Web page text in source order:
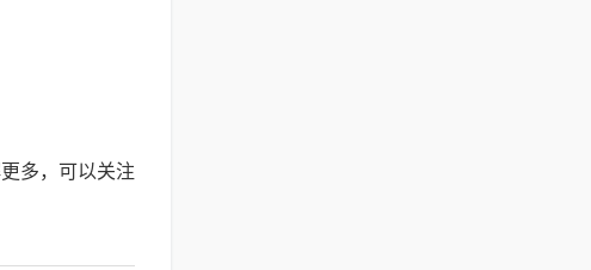
多，可以关注